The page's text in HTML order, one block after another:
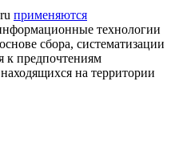
применяются
технологии
сбора, систематизации
к предпочтениям
на территории